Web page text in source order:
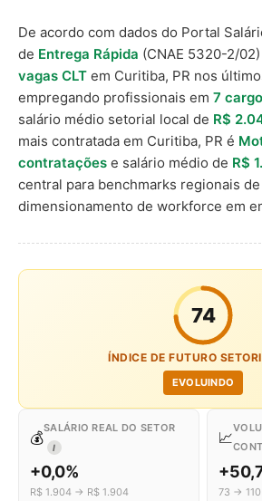
De acordo com dados do Portal
de Entrega Rápida (CNAE 5320-2/
vagas CLT em Curitiba, PR nos
empregando profissionais em 7
salário médio setorial local de R$
mais contratada em Curitiba, PR é
contratações e salário médio de R$
central para benchmarks regionais
dimensionamento de workforce em
74
ÍNDICE DE FUTURO
EVOLUINDO
💰
SALÁRIO REAL DO SETOR
I
+0,0%
R$ 1.904 → R$ 1.904
📈
73 →